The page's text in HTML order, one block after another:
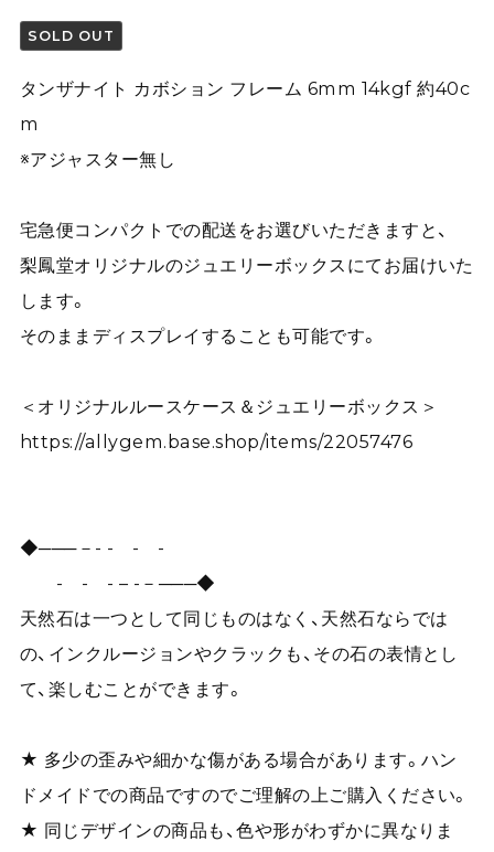
SOLD OUT
タンザナイト カボション フレーム 6mm 14kgf 約40c
m
※アジャスター無し
宅急便コンパクトでの配送をお選びいただきますと、
梨鳳堂オリジナルのジュエリーボックスにてお届けいた
します。
そのままディスプレイすることも可能です。
＜オリジナルルースケース＆ジュエリーボックス＞
https://allygem.base.shop/items/22057476
◆───－- - - -
- - - – -－───◆
天然石は一つとして同じものはなく、天然石ならでは
の、インクルージョンやクラックも、その石の表情とし
て、楽しむことができます。
★ 多少の歪みや細かな傷がある場合があります。ハン
ドメイドでの商品ですのでご理解の上ご購入ください。
★ 同じデザインの商品も、色や形がわずかに異なりま